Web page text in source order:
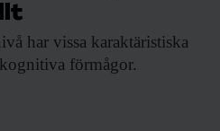
har vissa karaktäristiska
förmågor.